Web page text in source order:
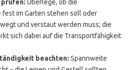
Überlege, ob die
fest im Garten stehen soll oder
und verstaut werden muss; die
sich dabei auf die Transportfähigkeit
beachten: Spannweite